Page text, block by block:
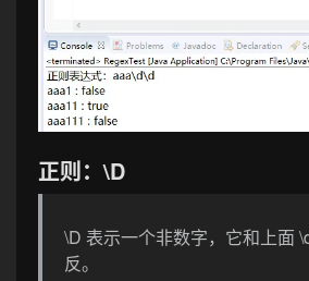
正则：\D
\D 表示一个非数字，它和上面
反。